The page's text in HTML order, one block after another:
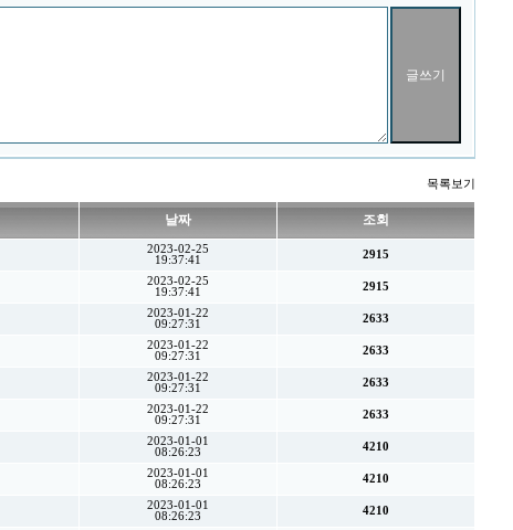
목록보기
날짜 조회
2023-02-25
19:37:41
2915
2023-02-25
19:37:41
2915
2023-01-22
09:27:31
2633
2023-01-22
09:27:31
2633
2023-01-22
09:27:31
2633
2023-01-22
09:27:31
2633
2023-01-01
08:26:23
4210
2023-01-01
08:26:23
4210
2023-01-01
08:26:23
4210